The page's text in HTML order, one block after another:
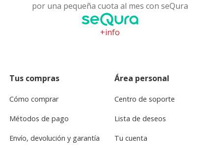
por una pequeña cuota al mes con seQura
+info
Tus compras
Cómo comprar
Métodos de pago
Envío, devolución y garantía
Área personal
Centro de soporte
Lista de deseos
Tu cuenta